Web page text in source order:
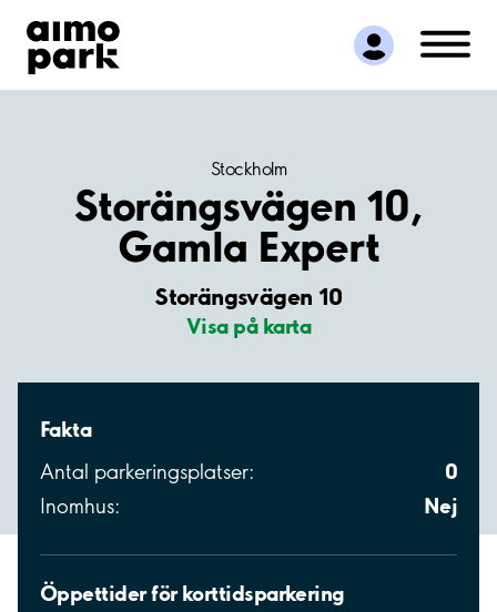
Hitta parkering
Samarbete
Kundservice
Stockholm
Storängsvägen 10,
Gamla Expert
Storängsvägen 10
Visa på karta
Fakta
Antal parkeringsplatser: 0
Inomhus: Nej
Öppettider för korttidsparkering